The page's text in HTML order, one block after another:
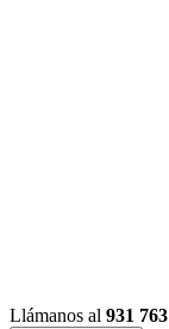
Llámanos al 931